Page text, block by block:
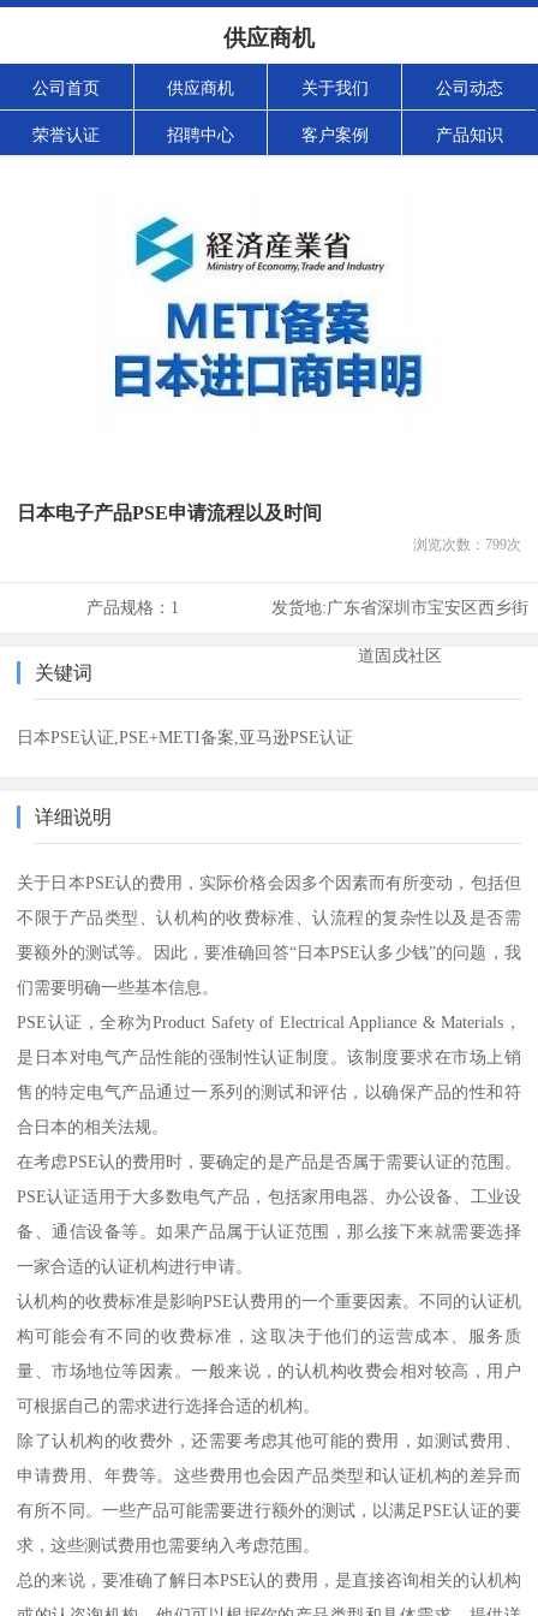
供应商机
公司首页 供应商机 关于我们 公司动态
荣誉认证 招聘中心 客户案例 产品知识
日本电子产品PSE申请流程以及时间
浏览次数： 799次
产品规格： 1 发货地:广东省深圳市宝安区西乡街
道固戍社区
关键词
日本PSE认证,PSE+METI备案,亚马逊PSE认证
详细说明
关于日本PSE认的费用，实际价格会因多个因素而有所变动，包括但
不限于产品类型、认机构的收费标准、认流程的复杂性以及是否需
要额外的测试等。因此，要准确回答“日本PSE认多少钱”的问题，我
们需要明确一些基本信息。
PSE认证，全称为Product Safety of Electrical Appliance & Materials，
是日本对电气产品性能的强制性认证制度。该制度要求在市场上销
售的特定电气产品通过一系列的测试和评估，以确保产品的性和符
合日本的相关法规。
在考虑PSE认的费用时，要确定的是产品是否属于需要认证的范围。
PSE认证适用于大多数电气产品，包括家用电器、办公设备、工业设
备、通信设备等。如果产品属于认证范围，那么接下来就需要选择
一家合适的认证机构进行申请。
认机构的收费标准是影响PSE认费用的一个重要因素。不同的认证机
构可能会有不同的收费标准，这取决于他们的运营成本、服务质
量、市场地位等因素。一般来说，的认机构收费会相对较高，用户
可根据自己的需求进行选择合适的机构。
除了认机构的收费外，还需要考虑其他可能的费用，如测试费用、
申请费用、年费等。这些费用也会因产品类型和认证机构的差异而
有所不同。一些产品可能需要进行额外的测试，以满足PSE认证的要
求，这些测试费用也需要纳入考虑范围。
总的来说，要准确了解日本PSE认的费用，是直接咨询相关的认机构